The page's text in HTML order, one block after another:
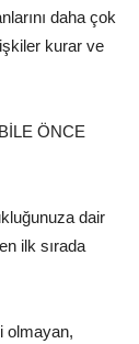
daha çok
kurar ve
dair
ilk sırada